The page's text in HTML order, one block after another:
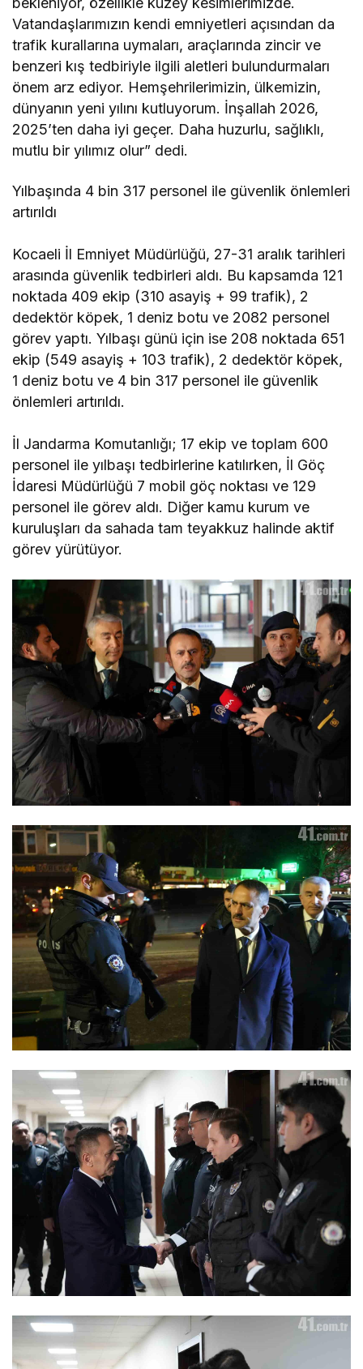
Vatandaşlarımızın kendi emniyetleri açısından da
trafik kurallarına uymaları, araçlarında zincir ve
benzeri kış tedbiriyle ilgili aletleri bulundurmaları
önem arz ediyor. Hemşehrilerimizin, ülkemizin,
dünyanın yeni yılını kutluyorum. İnşallah 2026,
2025’ten daha iyi geçer. Daha huzurlu, sağlıklı,
mutlu bir yılımız olur” dedi.
Yılbaşında 4 bin 317 personel ile güvenlik önlemleri
artırıldı
Kocaeli İl Emniyet Müdürlüğü, 27-31 aralık tarihleri
arasında güvenlik tedbirleri aldı. Bu kapsamda 121
noktada 409 ekip (310 asayiş + 99 trafik), 2
dedektör köpek, 1 deniz botu ve 2082 personel
görev yaptı. Yılbaşı günü için ise 208 noktada 651
ekip (549 asayiş + 103 trafik), 2 dedektör köpek,
1 deniz botu ve 4 bin 317 personel ile güvenlik
önlemleri artırıldı.
İl Jandarma Komutanlığı; 17 ekip ve toplam 600
personel ile yılbaşı tedbirlerine katılırken, İl Göç
İdaresi Müdürlüğü 7 mobil göç noktası ve 129
personel ile görev aldı. Diğer kamu kurum ve
kuruluşları da sahada tam teyakkuz halinde aktif
görev yürütüyor.